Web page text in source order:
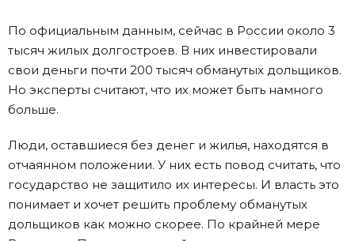
По официальным данным, сейчас в России около 3
тысяч жилых долгостроев. В них инвестировали
свои деньги почти 200 тысяч обманутых дольщиков.
Но эксперты считают, что их может быть намного
больше.
Люди, оставшиеся без денег и жилья, находятся в
отчаянном положении. У них есть повод считать, что
государство не защитило их интересы. И власть это
понимает и хочет решить проблему обманутых
дольщиков как можно скорее. По крайней мере